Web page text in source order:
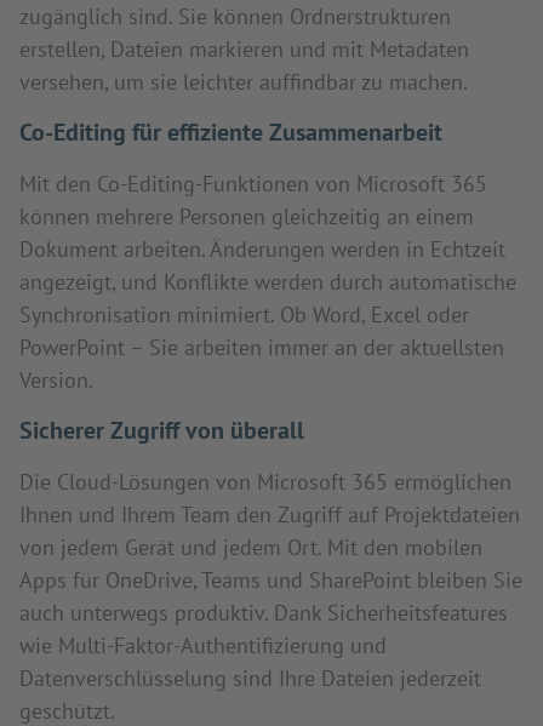
zugänglich sind. Sie können Ordnerstrukturen
erstellen, Dateien markieren und mit Metadaten
versehen, um sie leichter auffindbar zu machen.
Co-Editing für effiziente Zusammenarbeit
Mit den Co-Editing-Funktionen von Microsoft 365
können mehrere Personen gleichzeitig an einem
Dokument arbeiten. Änderungen werden in Echtzeit
angezeigt, und Konflikte werden durch automatische
Synchronisation minimiert. Ob Word, Excel oder
PowerPoint – Sie arbeiten immer an der aktuellsten
Version.
Sicherer Zugriff von überall
Die Cloud-Lösungen von Microsoft 365 ermöglichen
Ihnen und Ihrem Team den Zugriff auf Projektdateien
von jedem Gerät und jedem Ort. Mit den mobilen
Apps für OneDrive, Teams und SharePoint bleiben Sie
auch unterwegs produktiv. Dank Sicherheitsfeatures
wie Multi-Faktor-Authentifizierung und
Datenverschlüsselung sind Ihre Dateien jederzeit
geschützt.